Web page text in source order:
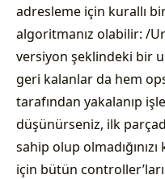
adresleme için kurallı
algoritmanız olabilir: /
versiyon şeklindeki bir
geri kalanlar da hem
tarafından yakalanıp
düşünürseniz, ilk
sahip olup
için bütün